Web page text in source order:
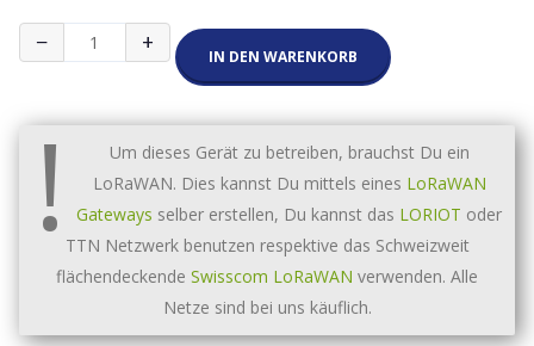
−
abeeway
Smart
GPS
Tracker
Menge
+ IN DEN WARENKORB
!
Um dieses Gerät zu betreiben, brauchst Du ein
LoRaWAN. Dies kannst Du mittels eines LoRaWAN
Gateways selber erstellen, Du kannst das LORIOT oder
TTN Netzwerk benutzen respektive das Schweizweit
flächendeckende Swisscom LoRaWAN verwenden. Alle
Netze sind bei uns käuflich.